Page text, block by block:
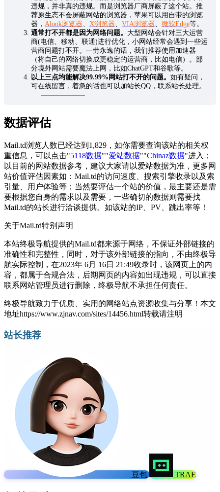
违规，并非真的违规。而是浏览器厂商屏蔽了这个站。推
荐原生态不会屏蔽网站的浏览器，苹果可以用自带的浏览
器， Alook浏览器、 X浏览器、 VIA浏览器、 微软Edge等。
通常打不开都是因为网络问题。 大型网站会针对三大运营
商(电信、移动、联通)进行优化，小网站经常会遇到一些运
营商问题打不开。一劳永逸的话，我们推荐使用加速器
（将自己的网络切换成更稳定的运营商，比如电信）。部
分境外网站需要魔法上网，比如ChatGPT和谷歌等。
以上三点均能解决99.99%网站打不开的问题。 如有疑问，
可在线留言，着急的话也可以加站长QQ，联系站长处理。
数据评估
Mail.td浏览人数已经达到1,829，如你需要查询该站的相关权
重信息，可以点击"5118数据""爱站数据""Chinaz数据"进入；
以目前的网站数据参考，建议大家请以爱站数据为准，更多网
站价值评估因素如：Mail.td的访问速度、搜索引擎收录以及索
引量、用户体验等；当然要评估一个站的价值，最主要还是需
要根据您自身的需求以及需要，一些确切的数据则需要找
Mail.td的站长进行洽谈提供。如该站的IP、PV、跳出率等！
关于Mail.td特别声明
本站终极导航提供的Mail.td都来源于网络，不保证外部链接的
准确性和完整性，同时，对于该外部链接的指向，不由终极导
航实际控制，在2023年 6月 16日 21:49收录时，该网页上的内
容，都属于合规合法，后期网页的内容如出现违规，可以直接
联系网站管理员进行删除，终极导航不承担任何责任。
终极导航致力于优质、实用的网络站点资源收集与分享！ 本文
地址https://www.zjnav.com/sites/14456.html转载请注明
站长推荐
豆包 TRAE